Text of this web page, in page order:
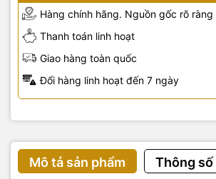
Hàng chính hãng. Nguồn gốc rõ ràng
Thanh toán linh hoạt
Giao hàng toàn quốc
Đổi hàng linh hoạt đến 7 ngày
Mô tả sản phẩm Thông